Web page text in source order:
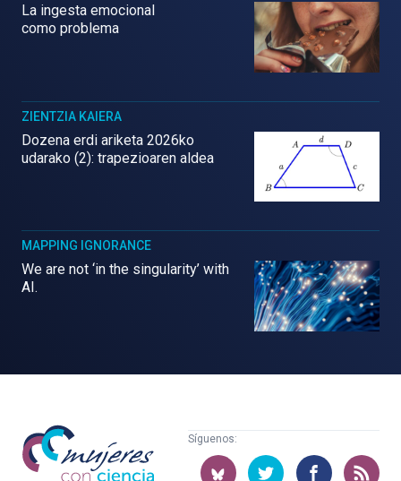
La ingesta emocional
como problema
ZIENTZIA KAIERA
Dozena erdi ariketa 2026ko
udarako (2): trapezioaren aldea
MAPPING IGNORANCE
We are not ‘in the singularity’ with
AI.
Mujeres
con
ciencia
Síguenos: